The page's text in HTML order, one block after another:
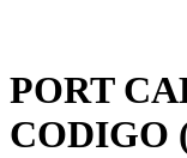
PORT
CODIGO